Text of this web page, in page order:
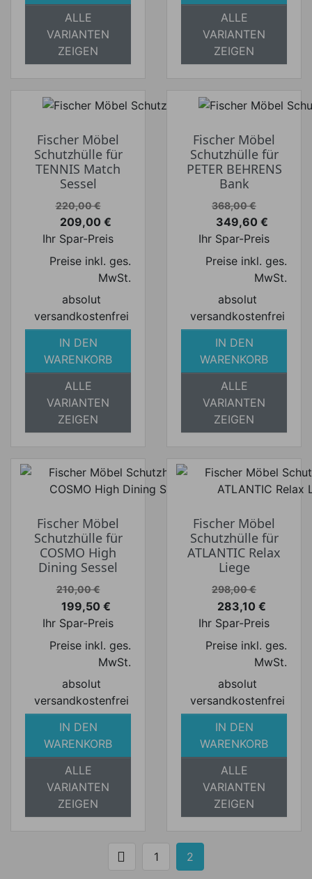
ALLE
VARIANTEN
ZEIGEN
ALLE
VARIANTEN
ZEIGEN
Fischer Möbel
Schutzhülle für
TENNIS Match
Sessel
Verkaufspreis
220,00 €
Preis
209,00 €
Ihr Spar-Preis
Preise inkl. ges.
MwSt.
absolut
versandkostenfrei
IN DEN
WARENKORB
ALLE
VARIANTEN
ZEIGEN
Fischer Möbel
Schutzhülle für
PETER BEHRENS
Bank
Verkaufspreis
368,00 €
Preis
349,60 €
Ihr Spar-Preis
Preise inkl. ges.
MwSt.
absolut
versandkostenfrei
IN DEN
WARENKORB
ALLE
VARIANTEN
ZEIGEN
Fischer Möbel
Schutzhülle für
COSMO High
Dining Sessel
Verkaufspreis
210,00 €
Preis
199,50 €
Ihr Spar-Preis
Preise inkl. ges.
MwSt.
absolut
versandkostenfrei
IN DEN
WARENKORB
ALLE
VARIANTEN
ZEIGEN
Fischer Möbel
Schutzhülle für
ATLANTIC Relax
Liege
Verkaufspreis
298,00 €
Preis
283,10 €
Ihr Spar-Preis
Preise inkl. ges.
MwSt.
absolut
versandkostenfrei
IN DEN
WARENKORB
ALLE
VARIANTEN
ZEIGEN
Zurück
 1 2